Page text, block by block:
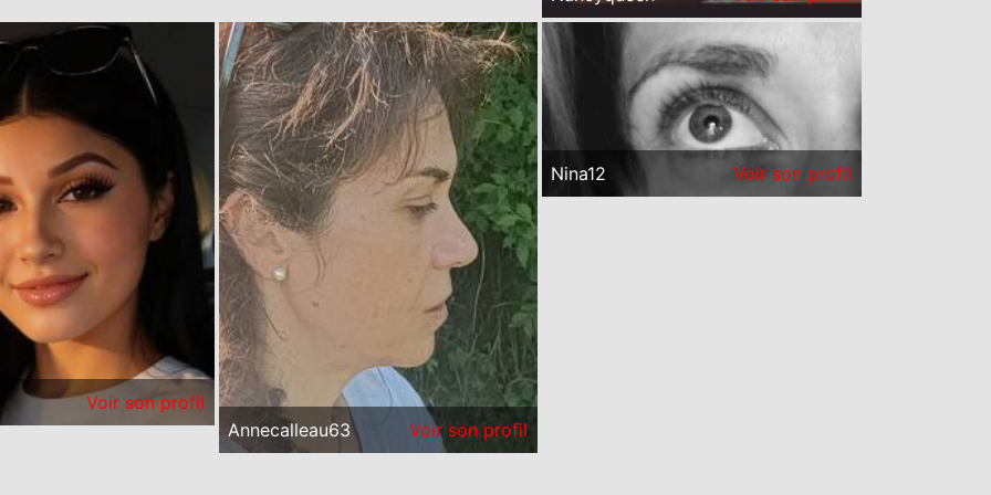
Voir son profil
Annecalleau63
Voir son profil
Nina12 Voir son profil